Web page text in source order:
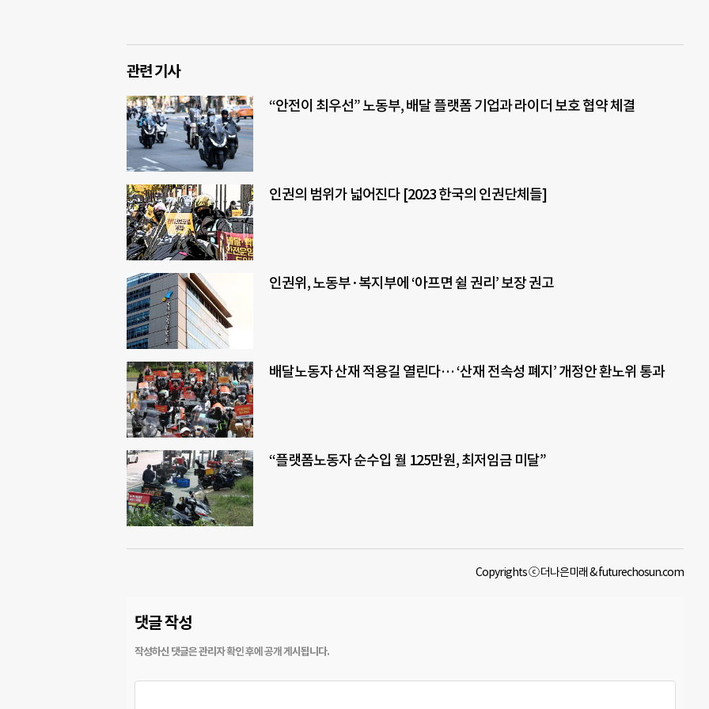
관련 기사
“안전이 최우선” 노동부, 배달 플랫폼 기업과 라이더 보호 협약 체결
인권의 범위가 넓어진다 [2023 한국의 인권단체들]
인권위, 노동부·복지부에 ‘아프면 쉴 권리’ 보장 권고
배달노동자 산재 적용길 열린다… ‘산재 전속성 폐지’ 개정안 환노위 통과
“플랫폼노동자 순수입 월 125만원, 최저임금 미달”
Copyrights ⓒ 더나은미래 & futurechosun.com
댓글 작성